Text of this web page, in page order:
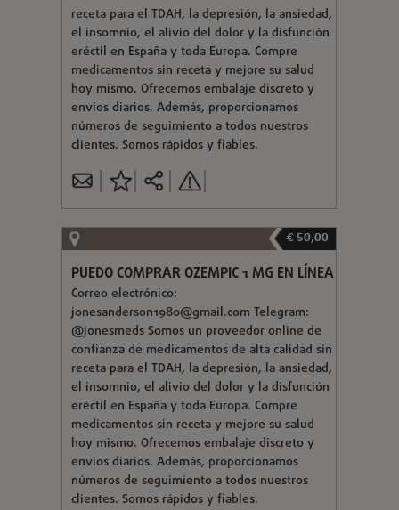
receta para el TDAH, la depresión, la ansiedad,
el insomnio, el alivio del dolor y la disfunción
eréctil en España y toda Europa. Compre
medicamentos sin receta y mejore su salud
hoy mismo. Ofrecemos embalaje discreto y
envíos diarios. Además, proporcionamos
números de seguimiento a todos nuestros
clientes. Somos rápidos y fiables.
€ 50,00
PUEDO COMPRAR OZEMPIC 1 MG EN LÍNEA
Correo electrónico:
jonesanderson1980@gmail.com Telegram:
@jonesmeds Somos un proveedor online de
confianza de medicamentos de alta calidad sin
receta para el TDAH, la depresión, la ansiedad,
el insomnio, el alivio del dolor y la disfunción
eréctil en España y toda Europa. Compre
medicamentos sin receta y mejore su salud
hoy mismo. Ofrecemos embalaje discreto y
envíos diarios. Además, proporcionamos
números de seguimiento a todos nuestros
clientes. Somos rápidos y fiables.